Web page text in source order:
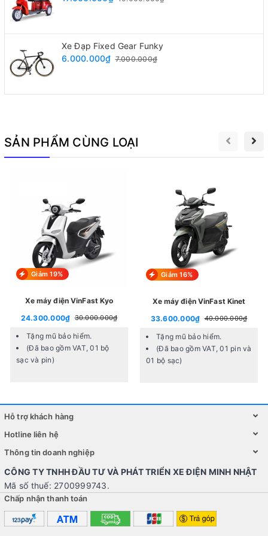
Thông số kỹ thuật
Xe đạp điện Kuama sở hữu thông số kỹ thuật nổi bật
Thương hiệu : Kuama
Xuất xứ : Nội địa trung quốc - xe nhập khẩu nguyên
chiếc chính hãng công ty
Công suất : 400W
Acquy : sử dụng 5 bình ắc quy 60v30A
Quãng đường di chuyển : 80km/ 1 lần sạc
Tốc độ max 45km/h
Thời gian sạc 8 tiếng
Nhựa ABS chịu được sự va đập , tải trọng lớn
Hệ thống đèn led bi cầu siêu sáng
Hệ thống điện chống nước IP68
Yên làm từ chất liệu da cao cấp , độ đàn hồi cao
Có khoá từ thông minh
Đặc điểm nổi bật xe đạp điện Kuama
Xe Đạp Fixed Gear Funky
6.000.000₫ 7.000.000₫
SẢN PHẨM CÙNG LOẠI
Giảm 19%
Xe máy điện VinFast Kyo
24.300.000₫ 30.000.000₫
Tặng mũ bảo hiểm.
(Đã bao gồm VAT, 01 bộ
sạc và pin)
Giảm 16%
Xe máy điện VinFast Kinet
33.600.000₫ 40.000.000₫
Tặng mũ bảo hiểm.
(Đã bao gồm VAT, 01 pin và
01 bộ sạc)
Hỗ trợ khách hàng
Hotline liên hệ
Thông tin doanh nghiệp
CÔNG TY TNHH ĐẦU TƯ VÀ PHÁT TRIỂN XE ĐIỆN MINH NHẬT
Mã số thuế: 2700999743.
Chấp nhận thanh toán